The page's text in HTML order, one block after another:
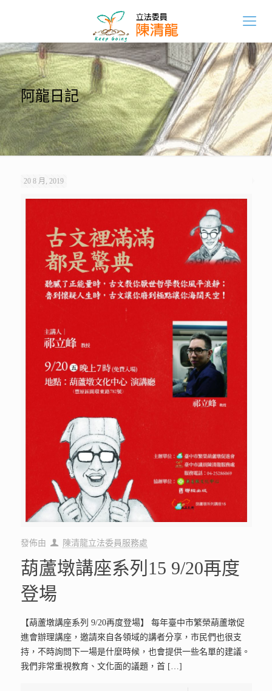
阿龍日記
20 8 月, 2019
發佈由 陳清龍立法委員服務處
葫蘆墩講座系列15 9/20再度
登場
【葫蘆墩講座系列 9/20再度登場】 每年臺中市繁榮葫蘆墩促
進會辦理講座，邀請來自各領域的講者分享，市民們也很支
持，不時詢問下一場是什麼時候，也會提供一些名單的建議。
我們非常重視教育、文化面的議題，首[…]